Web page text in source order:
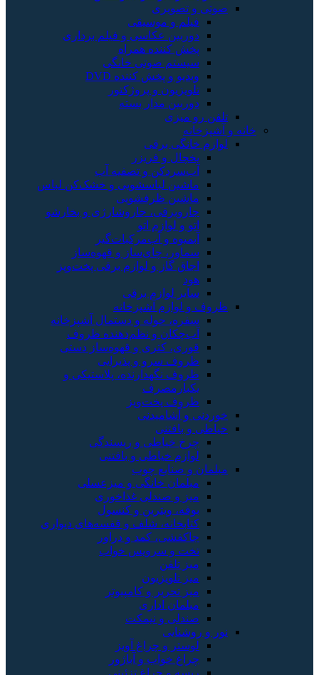
صوتی و تصویری
فیلم و موسیقی
دوربین عکاسی و فیلم برداری
پخش کننده همراه
سیستم صوتی خانگی
ویدیو و پخش کننده DVD
تلویزیون و پروژکتور
دوربین مدار بسته
تلفن رو میزی
خانه و آشپزخانه
لوازم خانگی برقی
یخچال و فریزر
آب‌سردکن و تصفیه آب
ماشین لباسشویی و خشک‌کن لباس
ماشین ظرفشویی
جاروبرقی، جاروشارژی و بخارشو
اتو و لوازم اتو
آبمیوه و آب‌مرکبات‌گیر
سماور، چای‌ساز و قهوه‌ساز
اجاق گاز و لوازم برقی پخت‌وپز
هود
سایر لوازم برقی
ظروف و لوازم آشپزخانه
سفره، حوله و دستمال آشپزخانه
آب‌چکان و نظم‌دهنده ظروف
قوری، کتری و قهوه‌ساز دستی
ظروف سرو و پذیرایی
ظروف نگهدارنده، پلاستیکی و
یکبارمصرف
ظروف پخت‌وپز
خوردنی و آشامیدنی
خیاطی و بافتنی
چرخ خیاطی و ریسندگی
لوازم خیاطی و بافتنی
مبلمان و صنایع چوب
مبلمان خانگی و میزعسلی
میز و صندلی غذاخوری
بوفه، ویترین و کنسول
کتابخانه، شلف و قفسه‌های دیواری
جاکفشی، کمد و دراور
تخت و سرویس خواب
میز تلفن
میز تلویزیون
میز تحریر و کامپیوتر
مبلمان اداری
صندلی و نیمکت
نور و روشنایی
لوستر و چراغ آویز
چراغ خواب و آباژور